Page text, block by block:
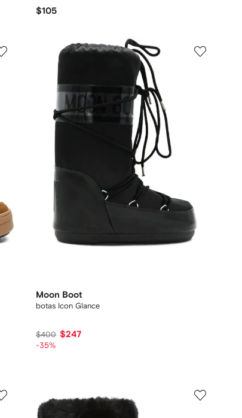
$105
Moon Boot
botas Icon Glance
$400 $247
-35%